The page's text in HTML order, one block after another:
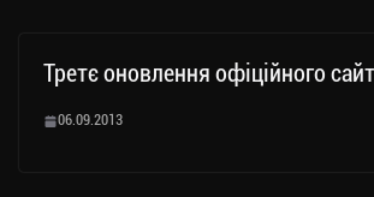
Третє оновлення офіційного
06.09.2013